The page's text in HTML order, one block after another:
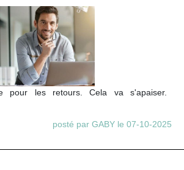
pour les retours. Cela va s'apaiser.
posté par GABY le 07-10-2025